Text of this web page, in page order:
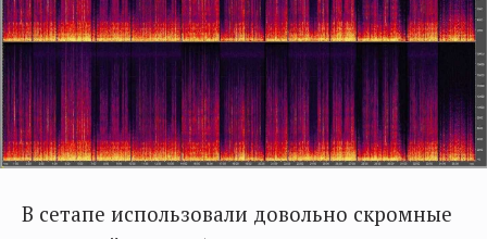
В сетапе использовали довольно скромные